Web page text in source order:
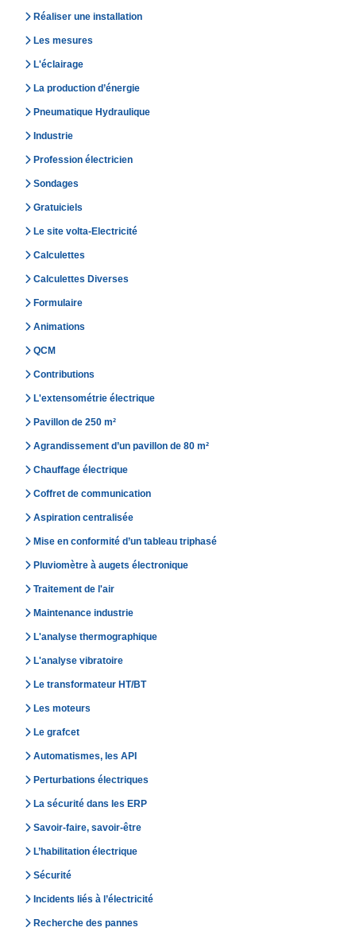
Réaliser une installation
Les mesures
L'éclairage
La production d’énergie
Pneumatique Hydraulique
Industrie
Profession électricien
Sondages
Gratuiciels
Le site volta-Electricité
Calculettes
Calculettes Diverses
Formulaire
Animations
QCM
Contributions
L'extensométrie électrique
Pavillon de 250 m²
Agrandissement d’un pavillon de 80 m²
Chauffage électrique
Coffret de communication
Aspiration centralisée
Mise en conformité d’un tableau triphasé
Pluviomètre à augets électronique
Traitement de l'air
Maintenance industrie
L'analyse thermographique
L'analyse vibratoire
Le transformateur HT/BT
Les moteurs
Le grafcet
Automatismes, les API
Perturbations électriques
La sécurité dans les ERP
Savoir-faire, savoir-être
L’habilitation électrique
Sécurité
Incidents liés à l’électricité
Recherche des pannes